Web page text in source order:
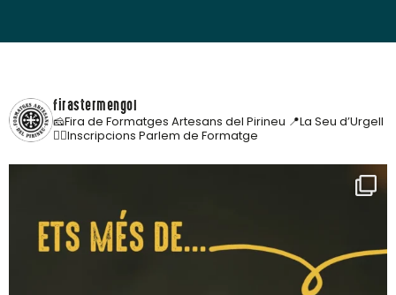
firastermengol
🧀Fira de Formatges Artesans del Pirineu 📍La Seu d’Urgell
👇🏼Inscripcions Parlem de Formatge